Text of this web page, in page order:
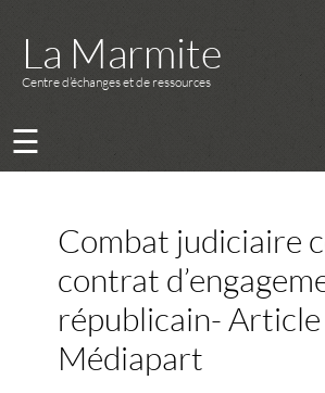
La Marmite
Centre d’échanges et de ressources
☰
Combat judiciaire
contrat
républicain- Article
Médiapart